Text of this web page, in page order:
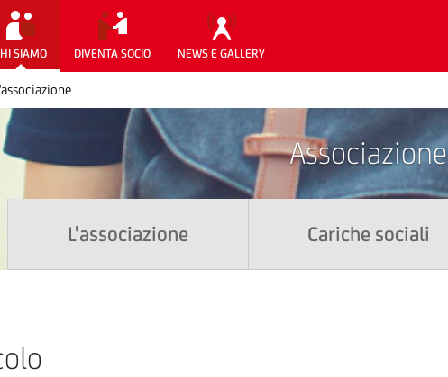
SIAMO DIVENTA SOCIO NEWS E GALLERY
Associazione
L'associazione Cariche sociali